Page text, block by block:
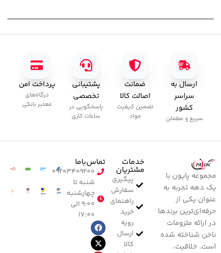
ارسال به
سراسر
کشور
سریع و مطمئن
ضمانت
اصالت کالا
تضمین کیفیت
مواد
پشتیبانی
تخصصی
پاسخگویی در
ساعات کاری
پرداخت امن
درگاه‌های
معتبر بانکی
مجموعه پایون با
یک دهه تجربه به
عنوان یکی از
حرفه‌ای‌ترین برندها
در ارائه ملزومات
ناخن شناخته شده
است. خلاقیت،
خدمات
مشتریان
پیگیری
سفارش
راهنمای
خرید
رویه
ارسال
کالا
تماس‌با‌ما
۰۹۲۰۳۴۰۹۲۰۰
شنبه تا
چهارشنبه
۹:۰۰ الی
۱۷:۰۰